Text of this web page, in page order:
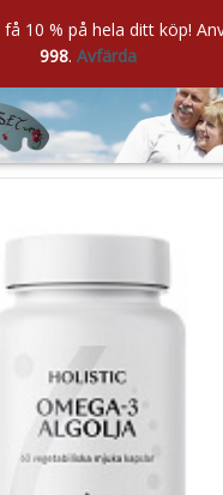
10 % på hela ditt köp!
998. Avfärda